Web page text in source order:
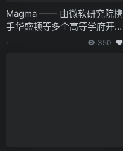
Magma —— 由微软研究院携
手华盛顿等多个高等学府开发
的多模态人工智能基础模型
350